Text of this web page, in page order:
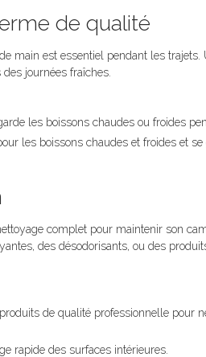
de qualité
main est essentiel pendant les
journées fraîches.
les boissons chaudes ou froides
les boissons chaudes et froides et
complet pour maintenir son
des désodorisants, ou des
de qualité professionnelle pour
rapide des surfaces intérieures.